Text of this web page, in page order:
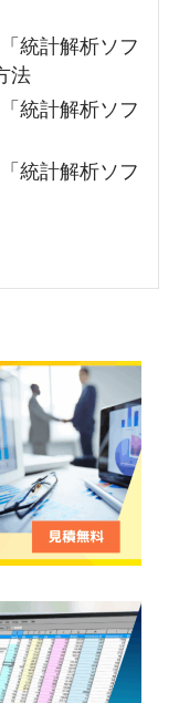
統計解析ソフ
法
統計解析ソフ
統計解析ソフ